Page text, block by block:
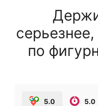
по
5.0 5.0